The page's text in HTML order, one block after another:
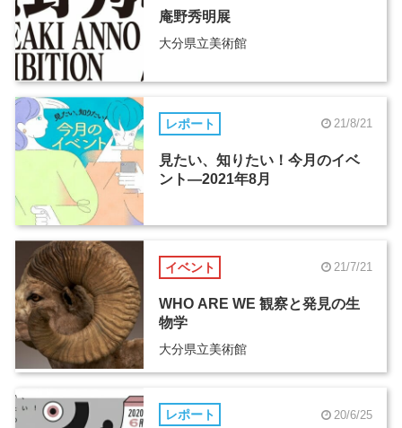
庵野秀明展
大分県立美術館
レポート 21/8/21
見たい、知りたい！今月のイベ
ント―2021年8月
イベント 21/7/21
WHO ARE WE 観察と発見の生
物学
大分県立美術館
レポート 20/6/25